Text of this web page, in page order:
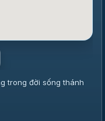
trong đời sống thánh